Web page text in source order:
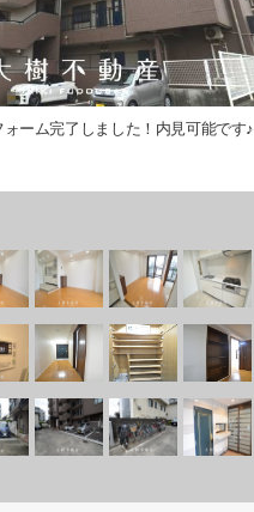
ォーム完了しました！内見可能です♪